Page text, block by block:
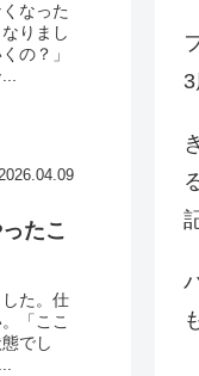
なった
りまし
の？」
たこ
た。仕
「ここ
でし